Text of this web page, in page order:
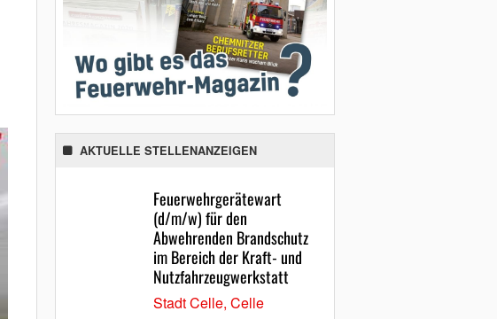
AKTUELLE STELLENANZEIGEN
Feuerwehrgerätewart
(d/m/w) für den
Abwehrenden Brandschutz
im Bereich der Kraft- und
Nutzfahrzeugwerkstatt
Stadt Celle, Celle